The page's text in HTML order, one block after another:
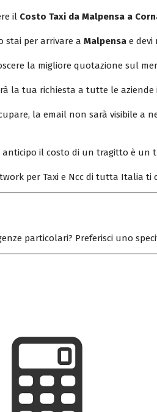
il Costo Taxi da Malpensa a
stai per arrivare a Malpensa e devi
la migliore quotazione sul
la tua richiesta a tutte le
la email non sarà visibile a
anticipo il costo di un tragitto è un
per Taxi e Ncc di tutta Italia
particolari? Preferisci uno